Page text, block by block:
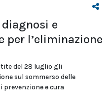
e
per l’eliminazione
del 28 luglio gli
sul sommerso delle
prevenzione e cura